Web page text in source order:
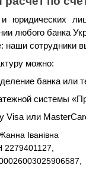
юридических
любого банка
наши
можно:
банка или
системы
Visa или
Іванівна